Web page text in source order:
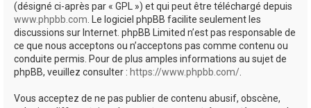
(désigné ci-après par « GPL ») et qui peut être téléchargé depuis
www.phpbb.com. Le logiciel phpBB facilite seulement les
discussions sur Internet. phpBB Limited n’est pas responsable de
ce que nous acceptons ou n’acceptons pas comme contenu ou
conduite permis. Pour de plus amples informations au sujet de
phpBB, veuillez consulter : https://www.phpbb.com/.
Vous acceptez de ne pas publier de contenu abusif, obscène,